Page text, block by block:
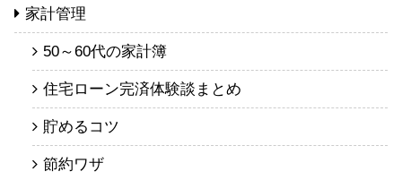
家計管理
50～60代の家計簿
住宅ローン完済体験談まとめ
貯めるコツ
節約ワザ